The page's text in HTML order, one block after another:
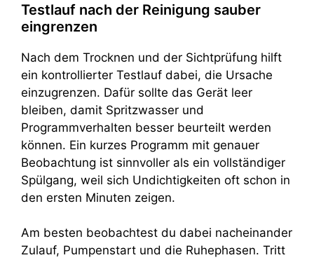
Testlauf nach der Reinigung sauber
eingrenzen
Nach dem Trocknen und der Sichtprüfung hilft
ein kontrollierter Testlauf dabei, die Ursache
einzugrenzen. Dafür sollte das Gerät leer
bleiben, damit Spritzwasser und
Programmverhalten besser beurteilt werden
können. Ein kurzes Programm mit genauer
Beobachtung ist sinnvoller als ein vollständiger
Spülgang, weil sich Undichtigkeiten oft schon in
den ersten Minuten zeigen.
Am besten beobachtest du dabei nacheinander
Zulauf, Pumpenstart und die Ruhephasen. Tritt